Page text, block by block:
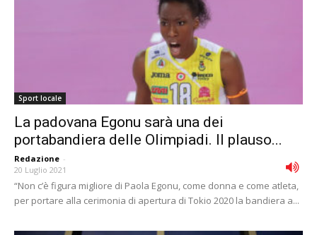
Sport locale
La padovana Egonu sarà una dei
portabandiera delle Olimpiadi. Il plauso...
Redazione -
20 Luglio 2021
“Non c’è figura migliore di Paola Egonu, come donna e come atleta,
per portare alla cerimonia di apertura di Tokio 2020 la bandiera a...